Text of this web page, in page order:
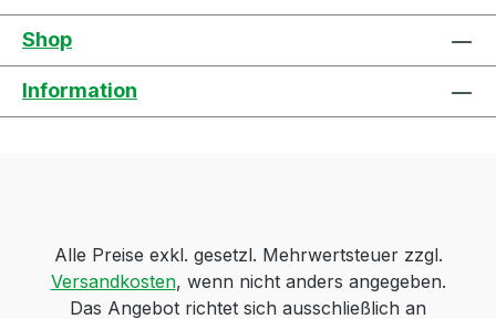
Shop
Information
Alle Preise exkl. gesetzl. Mehrwertsteuer zzgl.
Versandkosten, wenn nicht anders angegeben.
Das Angebot richtet sich ausschließlich an